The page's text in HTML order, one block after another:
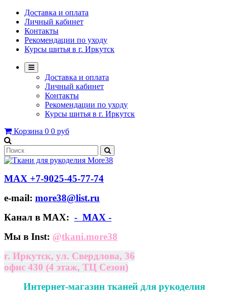
Доставка и оплата
Личный кабинет
Контакты
Рекомендации по уходу
Курсы шитья в г. Иркутск
Доставка и оплата
Личный кабинет
Контакты
Рекомендации по уходу
Курсы шитья в г. Иркутск
Корзина 0 0 руб
МАХ +7-9025-45-77-74
e-mail: more38@list.ru
Канал в МАХ: - МАХ -
Мы в Inst: @tkani.more38
г. Иркутск, ул. Свердлова, 36
офис 430 (4 этаж, ТЦ Сезон)
Интернет-магазин тканей для рукоделия